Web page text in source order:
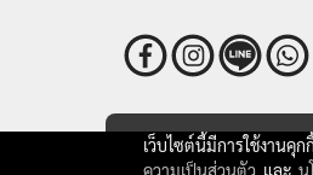
เว็บไซต์นี้มีการใช้งานคุ
ความเป็นส่วนตัว และ น